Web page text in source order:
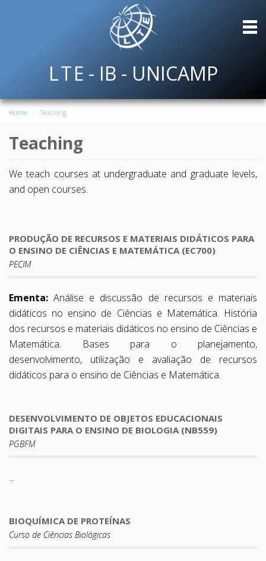
LTE - IB - UNICAMP
Home Teaching
Teaching
We teach courses at undergraduate and graduate levels,
and open courses.
PRODUÇÃO DE RECURSOS E MATERIAIS DIDÁTICOS PARA
O ENSINO DE CIÊNCIAS E MATEMÁTICA (EC700)
PECIM
Ementa: Análise e discussão de recursos e materiais
didáticos no ensino de Ciências e Matemática. História
dos recursos e materiais didáticos no ensino de Ciências e
Matemática. Bases para o planejamento,
desenvolvimento, utilização e avaliação de recursos
didáticos para o ensino de Ciências e Matemática.
DESENVOLVIMENTO DE OBJETOS EDUCACIONAIS
DIGITAIS PARA O ENSINO DE BIOLOGIA (NB559)
PGBFM
...
BIOQUÍMICA DE PROTEÍNAS
Curso de Ciências Biológicas